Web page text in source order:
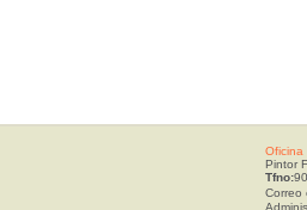
Oficina
Pintor
Tfno:
Correo